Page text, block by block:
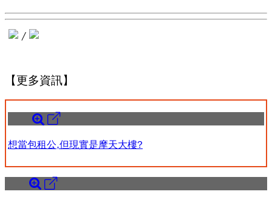
/
【更多資訊】
想當包租公,但現實是摩天大樓?